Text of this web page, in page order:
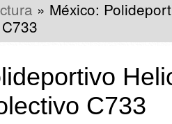
» México:
C733